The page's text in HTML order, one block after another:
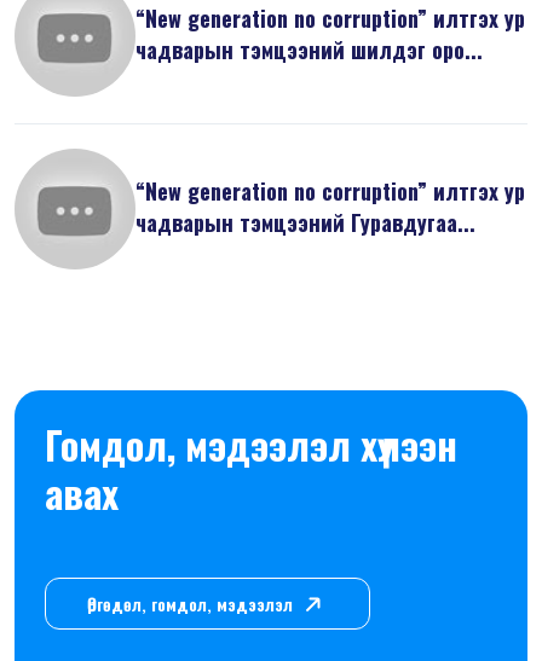
“New generation no corruption” илтгэх ур
чадварын тэмцээний шилдэг оро...
“New generation no corruption” илтгэх ур
чадварын тэмцээний Гуравдугаа...
Гомдол, мэдээлэл хүлээн
авах
Өргөдөл, гомдол, мэдээлэл